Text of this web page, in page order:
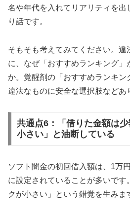
名や年代を入れてリアリティを出
り話です。
そもそも考えてみてください。違
に、なぜ「おすすめランキング」
か。覚醒剤の「おすすめランキン
違法なものに安全な選択肢などあ
共通点6：「借りた金額は
小さい」と油断している
ソフト闇金の初回借入額は、1万
に設定されていることが多いです
クが小さい」という錯覚を生みま